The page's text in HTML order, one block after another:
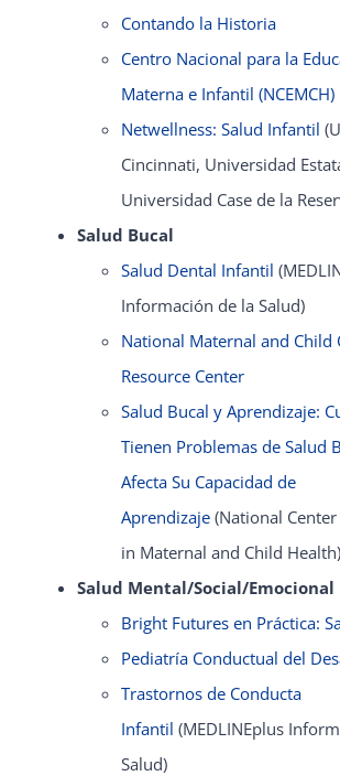
Contando la Historia
Centro Nacional para la
Materna e Infantil (NCEMCH)
Netwellness: Salud Infantil
Cincinnati, Universidad
Universidad Case de la
Salud Bucal
Salud Dental Infantil
Información de la Salud)
National Maternal and Child
Resource Center
Salud Bucal y Aprendizaje:
Tienen Problemas de Salud
Afecta Su Capacidad de
Aprendizaje (National
in Maternal and Child Health)
Salud Mental/Social/Emocional
Bright Futures en Práctica:
Pediatría Conductual del
Trastornos de Conducta
Infantil (MEDLINEplus
Salud)